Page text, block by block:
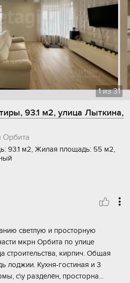
1из31
93.1 м2, улица Лыткина,
Орбита
93.1 м2, Жилая площадь: 55 м2,
светлую и просторную
мкрн Орбита по улице
строительства, кирпич. Общая
лоджии. Кухня-гостиная и 3
с\у разделён, просторна...